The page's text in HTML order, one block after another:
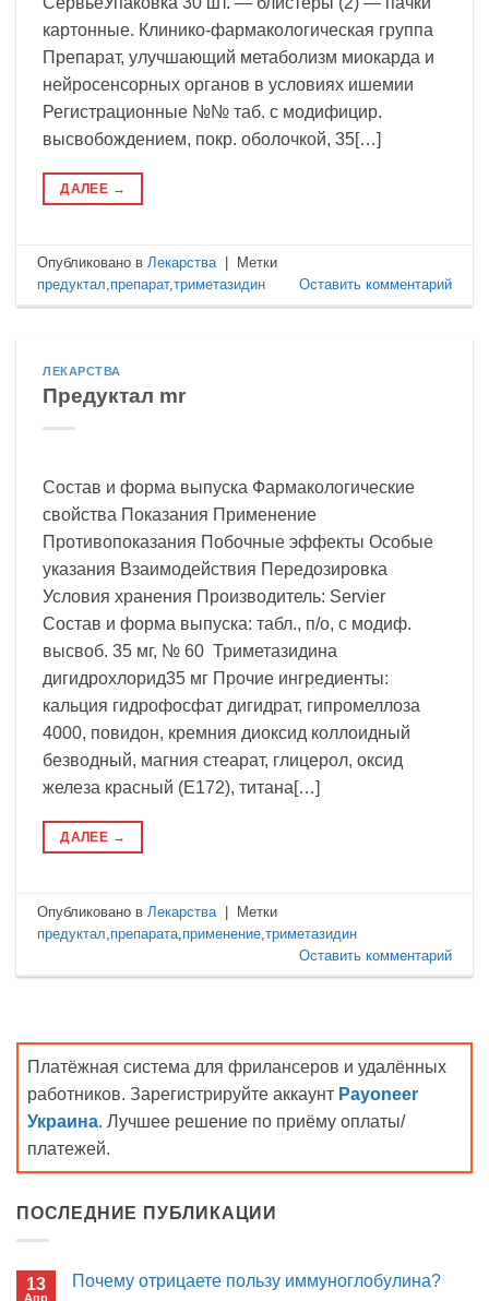
картонные. Клинико-фармакологическая группа
Препарат, улучшающий метаболизм миокарда и
нейросенсорных органов в условиях ишемии
Регистрационные №№ таб. с модифицир.
высвобождением, покр. оболочкой, 35[…]
ДАЛЕЕ →
Опубликовано в Лекарства
Метки
предуктал препарат,триметазидин Оставить комментарий
ЛЕКАРСТВА
Предуктал mr
Состав и форма выпуска Фармакологические
свойства Показания Применение
Противопоказания Побочные эффекты Особые
указания Взаимодействия Передозировка
Условия хранения Производитель: Servier
Состав и форма выпуска: табл., п/о, с модиф.
высвоб. 35 мг, № 60 Триметазидина
дигидрохлорид35 мг Прочие ингредиенты:
кальция гидрофосфат дигидрат, гипромеллоза
4000, повидон, кремния диоксид коллоидный
безводный, магния стеарат, глицерол, оксид
железа красный (Е172), титана[…]
ДАЛЕЕ →
Опубликовано в Лекарства | Метки
предуктал препарата применение ,триметазидин
Оставить комментарий
Платёжная система для фрилансеров и удалённых
работников. Зарегистрируйте аккаунт Payoneer
Украина. Лучшее решение по приёму оплаты/
платежей.
ПОСЛЕДНИЕ ПУБЛИКАЦИИ
13
Апр
Почему отрицаете пользу иммуноглобулина?